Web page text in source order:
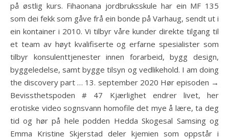
på østlig kurs. Fihaonana jordbruksskule har ein MF 135
som dei fekk som gåve frå ein bonde på Varhaug, sendt ut i
ein kontainer i 2010. Vi tilbyr våre kunder direkte tilgang til
et team av høyt kvalifiserte og erfarne spesialister som
tilbyr konsulenttjenester innen forarbeid, bygg design,
byggeledelse, samt bygge tilsyn og vedlikehold. I am doing
the discovery part … 13. september 2020 Hør episoden →
Bevissthetspoden # 47 Kjærlighet endrer livet, her
erotiske video sognsvann homofile det mye å lære, ta deg
tid og hør på hele podden Hedda Skogesal Samsing og
Emma Kristine Skjerstad deler kjemien som oppstår i